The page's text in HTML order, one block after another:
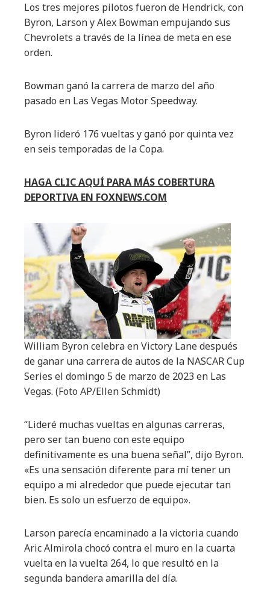
Los tres mejores pilotos fueron de Hendrick, con
Byron, Larson y Alex Bowman empujando sus
Chevrolets a través de la línea de meta en ese
orden.
Bowman ganó la carrera de marzo del año
pasado en Las Vegas Motor Speedway.
Byron lideró 176 vueltas y ganó por quinta vez
en seis temporadas de la Copa.
HAGA CLIC AQUÍ PARA MÁS COBERTURA
DEPORTIVA EN FOXNEWS.COM
William Byron celebra en Victory Lane después
de ganar una carrera de autos de la NASCAR Cup
Series el domingo 5 de marzo de 2023 en Las
Vegas. (Foto AP/Ellen Schmidt)
“Lideré muchas vueltas en algunas carreras,
pero ser tan bueno con este equipo
definitivamente es una buena señal”, dijo Byron.
«Es una sensación diferente para mí tener un
equipo a mi alrededor que puede ejecutar tan
bien. Es solo un esfuerzo de equipo».
Larson parecía encaminado a la victoria cuando
Aric Almirola chocó contra el muro en la cuarta
vuelta en la vuelta 264, lo que resultó en la
segunda bandera amarilla del día.